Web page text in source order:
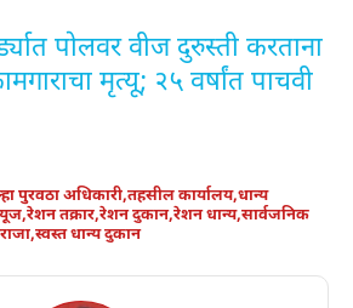
पोलवर वीज दुरुस्ती करताना
मृत्यू; २५ वर्षांत पाचवी
पुरवठा अधिकारी,तहसील कार्यालय,धान्य
,रेशन तक्रार,रेशन दुकान,रेशन धान्य,सार्वजनिक
,स्वस्त धान्य दुकान